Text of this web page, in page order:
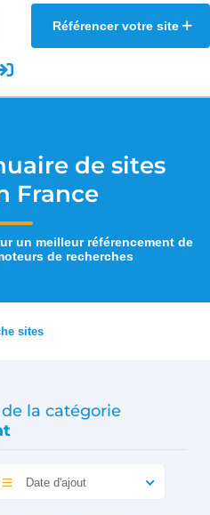
Référencer votre site
de sites
France
un meilleur référencement de
de recherches
sites
de la catégorie
Date d'ajout